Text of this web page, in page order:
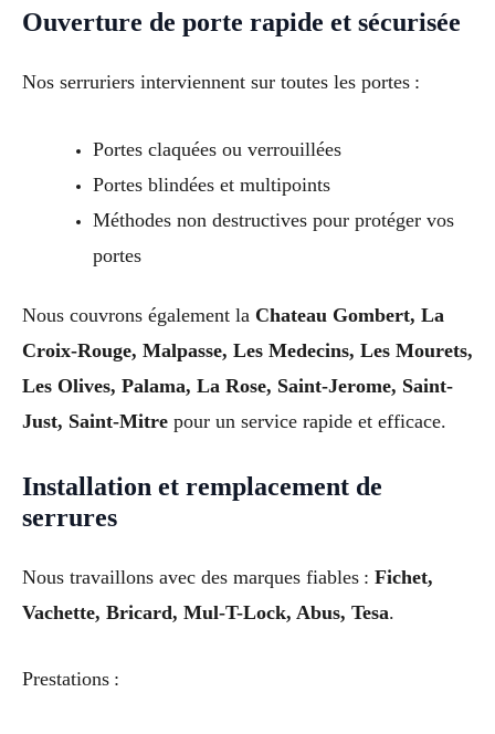
Ouverture de porte rapide et sécurisée
Nos serruriers interviennent sur toutes les portes :
Portes claquées ou verrouillées
Portes blindées et multipoints
Méthodes non destructives pour protéger vos
portes
Nous couvrons également la Chateau Gombert, La
Croix-Rouge, Malpasse, Les Medecins, Les Mourets,
Les Olives, Palama, La Rose, Saint-Jerome, Saint-
Just, Saint-Mitre pour un service rapide et efficace.
Installation et remplacement de
serrures
Nous travaillons avec des marques fiables : Fichet,
Vachette, Bricard, Mul-T-Lock, Abus, Tesa.
Prestations :